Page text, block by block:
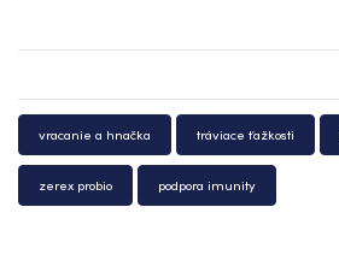
vracanie a hnačka tráviace ťažkosti
zerex probio podpora imunity